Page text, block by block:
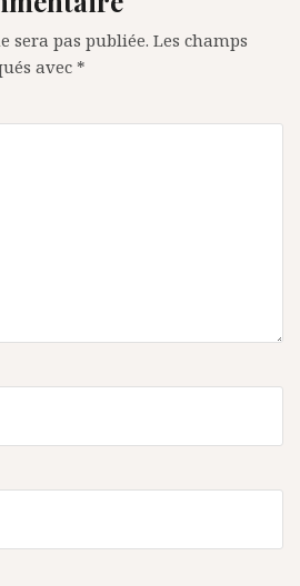
sera pas publiée. Les champs
avec *